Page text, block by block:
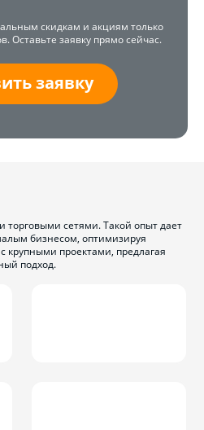
скидкам и акциям только
Оставьте заявку прямо сейчас.
заявку
сетями. Такой опыт дает
бизнесом, оптимизируя
крупными проектами, предлагая
подход.